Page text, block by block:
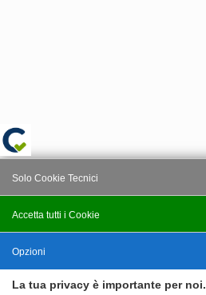
La tua privacy è importante per noi.
Accetta tutti i Cookie
Solo Cookie Tecnici
Salva
Opzioni
Nascondi Opzioni